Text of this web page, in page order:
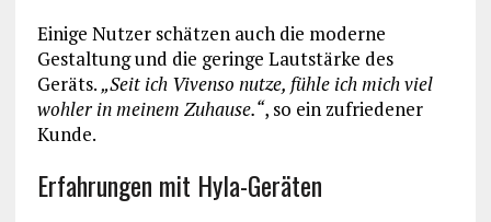
Einige Nutzer schätzen auch die moderne
Gestaltung und die geringe Lautstärke des
Geräts.„Seit ich Vivenso nutze, fühle ich mich viel
wohler in meinem Zuhause.“, so ein zufriedener
Kunde.
Erfahrungen mit Hyla-Geräten